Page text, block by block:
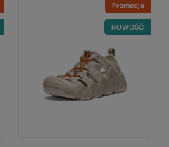
Promocja
NOWOŚĆ